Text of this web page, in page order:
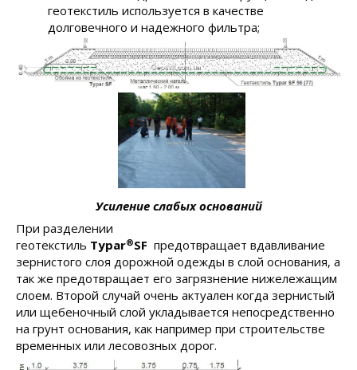
геотекстиль используется в качестве
долговечного и надежного фильтра;
Усиление слабых оснований
При разделении
геотекстиль Typar®SF предотвращает вдавливание
зернистого слоя дорожной одежды в слой основания, а
так же предотвращает его загрязнение нижележащим
слоем. Второй случай очень актуален когда зернистый
или щебеночный слой укладывается непосредственно
на грунт основания, как например при строительстве
временных или лесовозных дорог.